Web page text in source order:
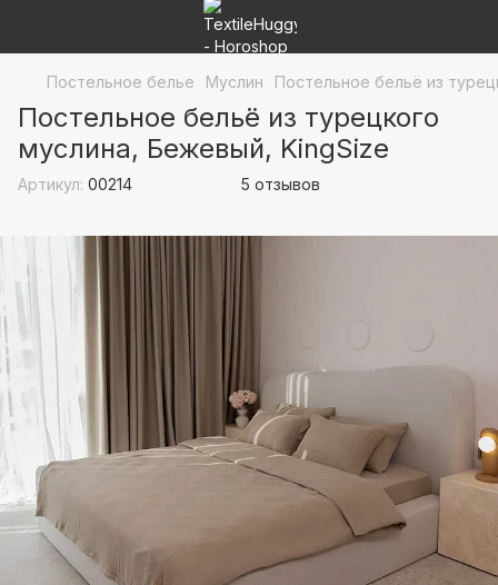
Постельное белье Муслин Постельное бельё из
Постельное бельё из турецкого
муслина, Бежевый, KingSize
Артикул: 00214 5 отзывов